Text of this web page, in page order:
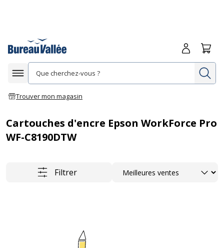
Afficher la navigation
Trouver mon magasin
Me
Cartouches d'encre Epson WorkForce Pro
WF-C8190DTW
Filtrer Trier